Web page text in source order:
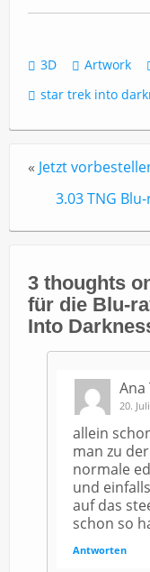
3D Artwork
star trek into
« Jetzt
3.03 TNG
3 thoughts
für die Blu-
Into
Ana
20.
allein
man zu
normale
und
auf das
schon so
Antworten